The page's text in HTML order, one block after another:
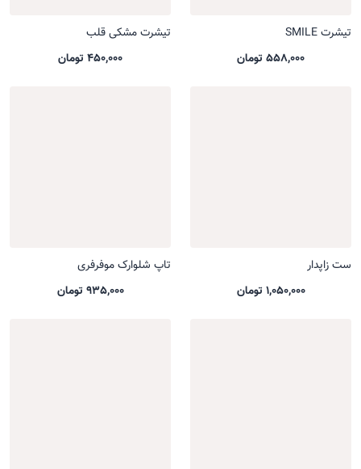
تیشرت SMILE
558,000 تومان
تیشرت مشکی قلب
450,000 تومان
ست زاپدار
1,050,000 تومان
تاپ شلوارک موفرفری
935,000 تومان